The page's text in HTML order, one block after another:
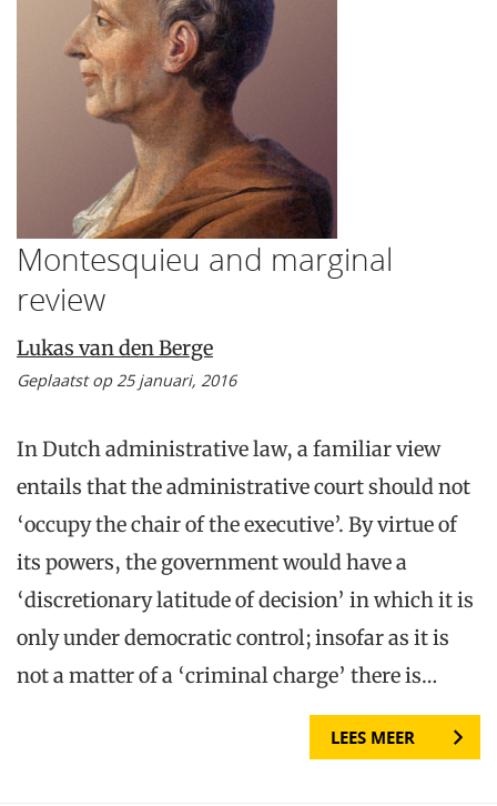
Montesquieu and marginal
review
Lukas van den Berge
Geplaatst op 25 januari, 2016
In Dutch administrative law, a familiar view
entails that the administrative court should not
‘occupy the chair of the executive’. By virtue of
its powers, the government would have a
‘discretionary latitude of decision’ in which it is
only under democratic control; insofar as it is
not a matter of a ‘criminal charge’ there is…
LEES MEER